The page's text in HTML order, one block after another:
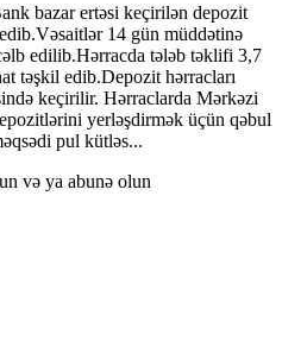
bazar ertəsi keçirilən depozit
14 gün müddətinə
edilib.Hərracda tələb təklifi 3,7
təşkil edib.Depozit hərracları
keçirilir. Hərraclarda Mərkəzi
yerləşdirmək üçün qəbul
pul kütləs...
və ya abunə olun